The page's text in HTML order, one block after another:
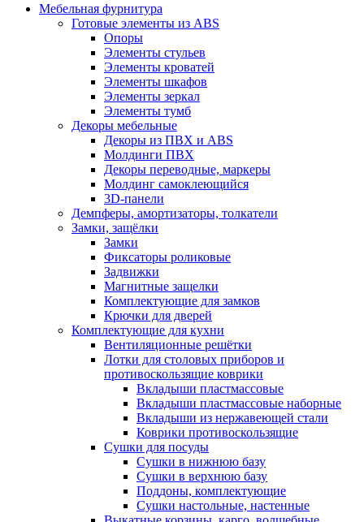
Мебельная фурнитура
Готовые элементы из ABS
Опоры
Элементы стульев
Элементы кроватей
Элементы шкафов
Элементы зеркал
Элементы тумб
Декоры мебельные
Декоры из ПВХ и ABS
Молдинги ПВХ
Декоры переводные, маркеры
Молдинг самоклеющийся
3D-панели
Демпферы, амортизаторы, толкатели
Замки, защёлки
Замки
Фиксаторы роликовые
Задвижки
Магнитные защелки
Комплектующие для замков
Крючки для дверей
Комплектующие для кухни
Вентиляционные решётки
Лотки для столовых приборов и
противоскользящие коврики
Вкладыши пластмассовые
Вкладыши пластмассовые наборные
Вкладыши из нержавеющей стали
Коврики противоскользящие
Сушки для посуды
Сушки в нижнюю базу
Сушки в верхнюю базу
Поддоны, комплектующие
Сушки настольные, настенные